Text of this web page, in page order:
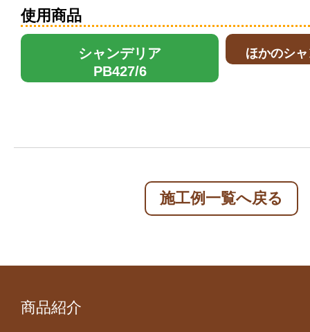
使用商品
シャンデリア
PB427/6
ほかのシ
施工例一覧へ戻る
商品紹介